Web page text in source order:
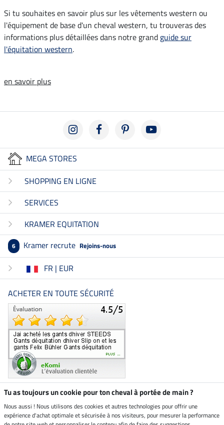
Si tu souhaites en savoir plus sur les vêtements western ou
l'équipement de base d'un cheval western, tu trouveras des
informations plus détaillées dans notre grand guide sur
l'équitation western.
en savoir plus
MEGA STORES
SHOPPING EN LIGNE
SERVICES
KRAMER EQUITATION
6 Kramer recrute Rejoins-nous
FR | EUR
ACHETER EN TOUTE SÉCURITÉ
Boutique climatiquement
neutre
Tu as toujours un cookie pour ton cheval à portée de main ?
Nous aussi ! Nous utilisons des cookies et autres technologies pour offrir une
expérience d'achat optimale et sécurisée à nos visiteurs, pour mesurer la performance